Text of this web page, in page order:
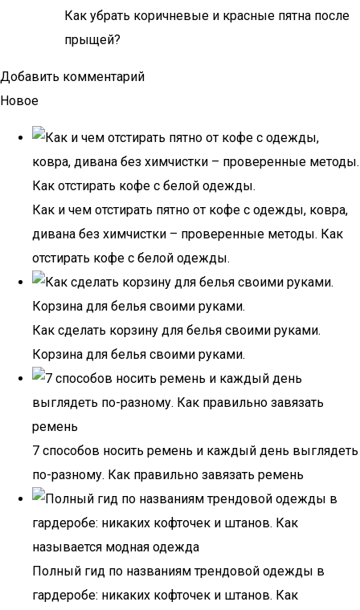
Как убрать коричневые и красные пятна после
прыщей?
Добавить комментарий
Новое
Как и чем отстирать пятно от кофе с одежды, ковра,
дивана без химчистки – проверенные методы. Как
отстирать кофе с белой одежды.
Как сделать корзину для белья своими руками.
Корзина для белья своими руками.
7 способов носить ремень и каждый день выглядеть
по-разному. Как правильно завязать ремень
Полный гид по названиям трендовой одежды в
гардеробе: никаких кофточек и штанов. Как